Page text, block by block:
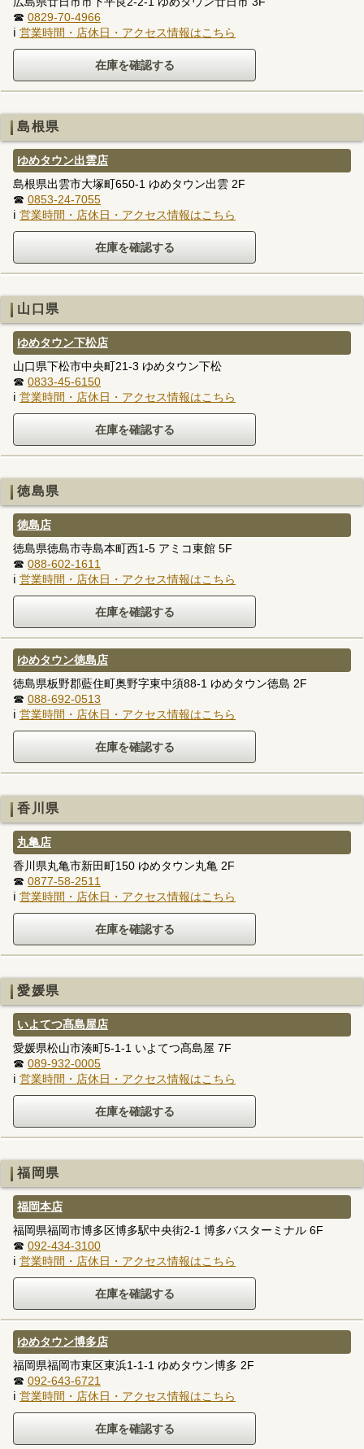
☎ 0829-70-4966
ℹ 営業時間・店休日・アクセス情報はこちら
島根県
ゆめタウン出雲店
島根県出雲市大塚町650-1 ゆめタウン出雲 2F
☎ 0853-24-7055
ℹ 営業時間・店休日・アクセス情報はこちら
山口県
ゆめタウン下松店
山口県下松市中央町21-3 ゆめタウン下松
☎ 0833-45-6150
ℹ 営業時間・店休日・アクセス情報はこちら
徳島県
徳島店
徳島県徳島市寺島本町西1-5 アミコ東館 5F
☎ 088-602-1611
ℹ 営業時間・店休日・アクセス情報はこちら
ゆめタウン徳島店
徳島県板野郡藍住町奥野字東中須88-1 ゆめタウン徳島 2F
☎ 088-692-0513
ℹ 営業時間・店休日・アクセス情報はこちら
香川県
丸亀店
香川県丸亀市新田町150 ゆめタウン丸亀 2F
☎ 0877-58-2511
ℹ 営業時間・店休日・アクセス情報はこちら
愛媛県
いよてつ髙島屋店
愛媛県松山市湊町5-1-1 いよてつ髙島屋 7F
☎ 089-932-0005
ℹ 営業時間・店休日・アクセス情報はこちら
福岡県
福岡本店
福岡県福岡市博多区博多駅中央街2-1 博多バスターミナル 6F
☎ 092-434-3100
ℹ 営業時間・店休日・アクセス情報はこちら
ゆめタウン博多店
福岡県福岡市東区東浜1-1-1 ゆめタウン博多 2F
☎ 092-643-6721
ℹ 営業時間・店休日・アクセス情報はこちら